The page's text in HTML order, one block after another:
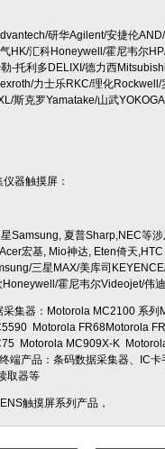
研华Agilent/安捷伦
HK/汇科Honeywell/霍尼韦尔
-托利多DELIXI/德力西
力士乐RKC/理化
斯克罗Yamatake/山武
器触摸屏：
Samsung, 夏普Sharp,NEC等
宏基, Mio神达, Eten倚天
三星MAX/美库司
霍尼韦尔Videojet/伟
采集器：Motorola MC2100 系
Motorola FR68Motorola
Motorola MC909X-K
端产品：条码数据采集器、IC
取器等
触摸屏系列产品，